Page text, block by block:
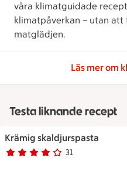
våra klimatguidade
klimatpåverkan – utan att
matglädjen.
Läs mer om
Testa liknande recept
Krämig skaldjurspasta
Betyg 3.9 av 5. 31
31 personer har röstat